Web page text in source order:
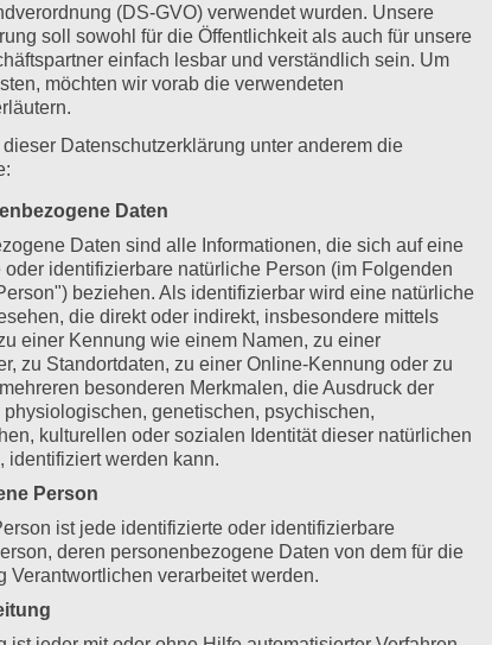
(DS-GVO) verwendet wurden. Unsere
soll sowohl für die Öffentlichkeit als auch für unsere
einfach lesbar und verständlich sein. Um
möchten wir vorab die verwendeten
Datenschutzerklärung unter anderem die
Daten
Daten sind alle Informationen, die sich auf eine
oder identifizierbare natürliche Person (im Folgenden
beziehen. Als identifizierbar wird eine natürliche
die direkt oder indirekt, insbesondere mittels
einer Kennung wie einem Namen, zu einer
zu Standortdaten, zu einer Online-Kennung oder zu
besonderen Merkmalen, die Ausdruck der
physiologischen, genetischen, psychischen,
kulturellen oder sozialen Identität dieser natürlichen
identifiziert werden kann.
Person
ist jede identifizierte oder identifizierbare
deren personenbezogene Daten von dem für die
Verantwortlichen verarbeitet werden.